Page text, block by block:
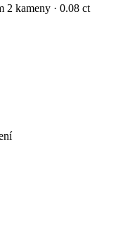
2 kameny · 0.08 ct